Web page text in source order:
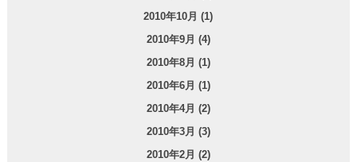
2010年10月 (1)
2010年9月 (4)
2010年8月 (1)
2010年6月 (1)
2010年4月 (2)
2010年3月 (3)
2010年2月 (2)